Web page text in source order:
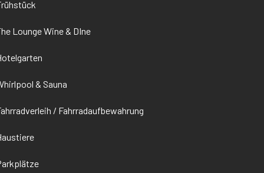
Lounge Wine & DIne
& Sauna
/ Fahrradaufbewahrung